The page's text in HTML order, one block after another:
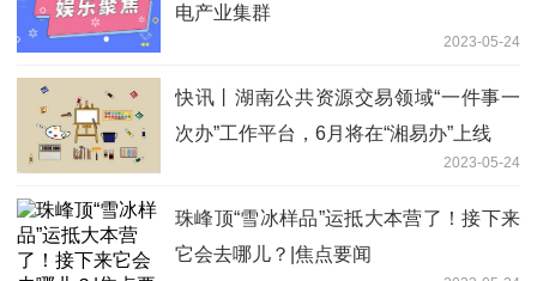
电产业集群
2023-05-24
快讯丨湖南公共资源交易领域“一件事一
次办”工作平台，6月将在“湘易办”上线
2023-05-24
珠峰顶“雪冰样品”运抵大本营了！接下来
它会去哪儿？|焦点要闻